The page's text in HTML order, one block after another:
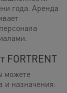
года. Аренда
FORTRENT
можете
и назначения: